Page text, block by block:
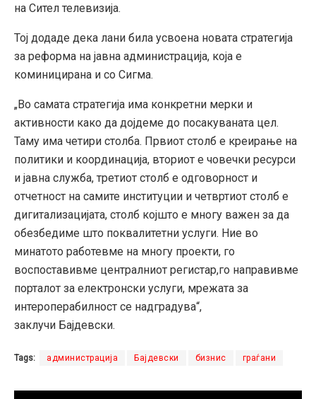
на Сител телевизија.
Тој додаде дека лани била усвоена новата стратегија
за реформа на јавна администрација, која е
коминицирана и со Сигма.
„Во самата стратегија има конкретни мерки и
активности како да дојдеме до посакуваната цел.
Таму има четири столба. Првиот столб е креирање на
политики и координација, вториот е човечки ресурси
и јавна служба, третиот столб е одговорност и
отчетност на самите институции и четвртиот столб е
дигитализацијата, столб којшто е многу важен за да
обезбедиме што поквалитетни услуги. Ние во
минатото работевме на многу проекти, го
воспоставивме централниот регистар,го направивме
порталот за електронски услуги, мрежата за
интероперабилност се надградува“,
заклучи Бајдевски.
Tags: администрација Бајдевски бизнис граѓани